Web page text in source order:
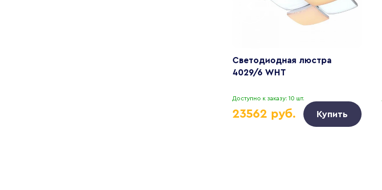
Светодиодная люстра
4029/6 WHT
Доступно к заказу: 10 шт.
23562 руб. Купить